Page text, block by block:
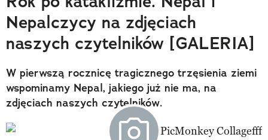
Trendbook Podróżniczy
Polecane
Nepalczycy na zdjęciach
naszych czytelników [GALERIA]
W pierwszą rocznicę tragicznego trzęsienia ziemi
wspominamy Nepal, jakiego już nie ma, na
zdjęciach naszych czytelników.